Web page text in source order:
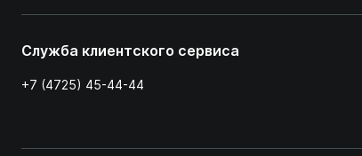
Служба клиентского сервиса
+7 (4725) 45-44-44